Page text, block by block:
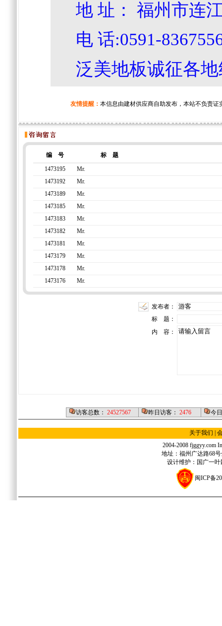
地 址： 福州市连
电 话:0591-
泛美地板诚征各
友情提醒： 本信息由建材供应商自助发布，本站不负责
编 号
标 题
1473195
Mr.
1473192
Mr.
1473189
Mr.
1473185
Mr.
1473183
Mr.
1473182
Mr.
1473181
Mr.
1473179
Mr.
1473178
Mr.
1473176
Mr.
发布者：
标 题：
内 容：
访客总数： 24527567 昨日访客： 2476 今
关于我们
2004-2008 fjggyy.com
地址：福州广达路68
设计维护：国广一叶
闽ICP备